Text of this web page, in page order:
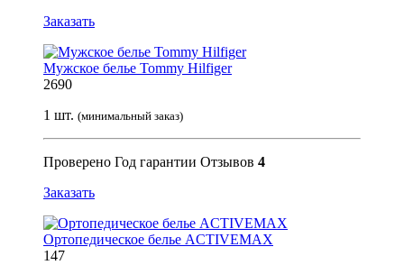
Заказать
Мужское белье Tommy Hilfiger
2690
1 шт. (минимальный заказ)
Проверено Год гарантии Отзывов 4
Заказать
Ортопедическое белье ACTIVEMAX
147